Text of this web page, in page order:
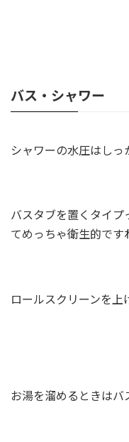
バス・シャワー
シャワーの水圧はし
バスタブを置くタイプ
てめっちゃ衛生的です
ロールスクリーンを
お湯を溜めるときは